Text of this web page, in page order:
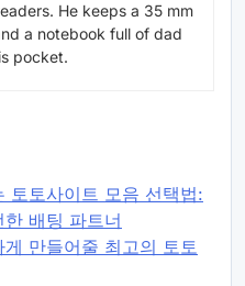
He keeps a 35 mm
a notebook full of dad
pocket.
토토사이트 모음 선택법:
배팅 파트너
만들어줄 최고의 토토